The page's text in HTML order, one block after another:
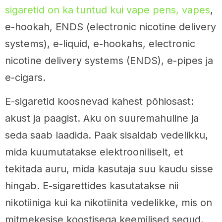
sigaretid on ka tuntud kui vape pens, vapes,
e-hookah, ENDS (electronic nicotine delivery
systems), e-liquid, e-hookahs, electronic
nicotine delivery systems (ENDS), e-pipes ja
e-cigars.
E-sigaretid koosnevad kahest põhiosast:
akust ja paagist. Aku on suuremahuline ja
seda saab laadida. Paak sisaldab vedelikku,
mida kuumutatakse elektrooniliselt, et
tekitada auru, mida kasutaja suu kaudu sisse
hingab. E-sigarettides kasutatakse nii
nikotiiniga kui ka nikotiinita vedelikke, mis on